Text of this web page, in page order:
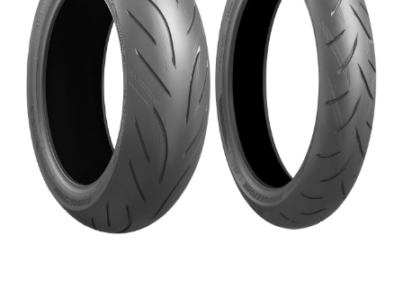
Brand
sub-
menu
Kontaktai